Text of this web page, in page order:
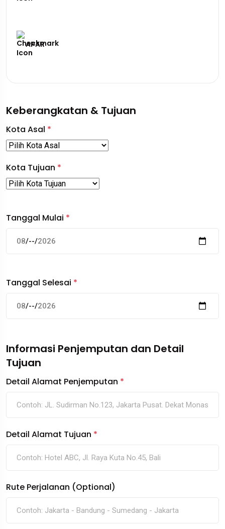
APAR
Keberangkatan & Tujuan
Kota Asal *
Kota Tujuan *
Tanggal Mulai *
Tanggal Selesai *
Informasi Penjemputan dan Detail
Tujuan
Detail Alamat Penjemputan *
Detail Alamat Tujuan *
Rute Perjalanan (Optional)